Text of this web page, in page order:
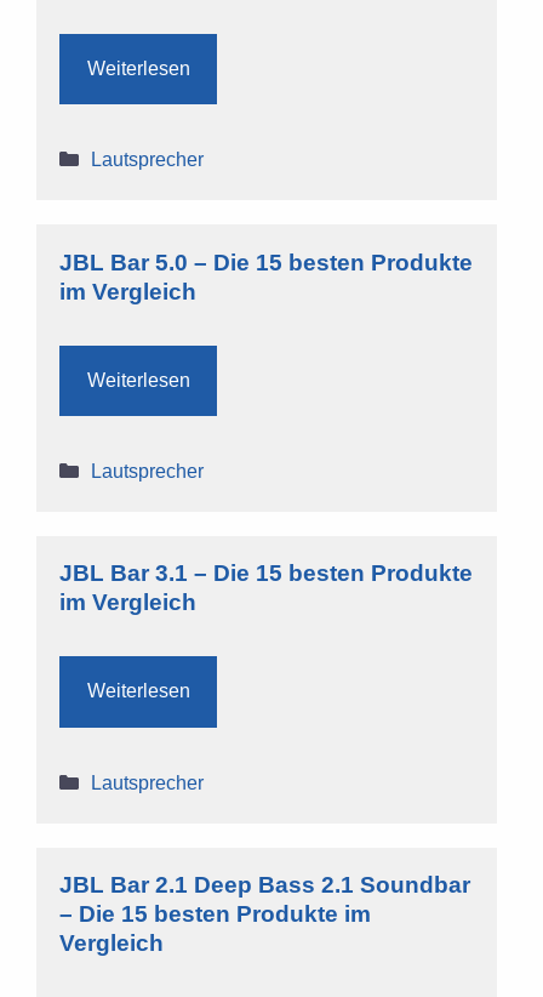
Weiterlesen
Kategorien
Lautsprecher
JBL Bar 5.0 – Die 15 besten Produkte
im Vergleich
Weiterlesen
Kategorien
Lautsprecher
JBL Bar 3.1 – Die 15 besten Produkte
im Vergleich
Weiterlesen
Kategorien
Lautsprecher
JBL Bar 2.1 Deep Bass 2.1 Soundbar
– Die 15 besten Produkte im
Vergleich